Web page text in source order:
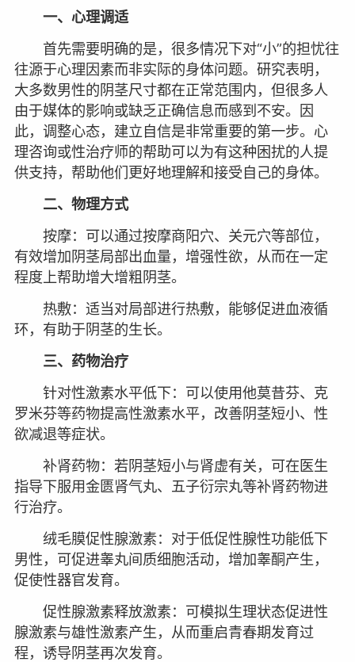
一、心理调适
首先需要明确的是，很多情况下对“小”的担忧往
往源于心理因素而非实际的身体问题。研究表明，
大多数男性的阴茎尺寸都在正常范围内，但很多人
由于媒体的影响或缺乏正确信息而感到不安。因
此，调整心态，建立自信是非常重要的第一步。心
理咨询或性治疗师的帮助可以为有这种困扰的人提
供支持，帮助他们更好地理解和接受自己的身体。
二、物理方式
按摩：可以通过按摩商阳穴、关元穴等部位，
有效增加阴茎局部出血量，增强性欲，从而在一定
程度上帮助增大增粗阴茎。
热敷：适当对局部进行热敷，能够促进血液循
环，有助于阴茎的生长。
三、药物治疗
针对性激素水平低下：可以使用他莫昔芬、克
罗米芬等药物提高性激素水平，改善阴茎短小、性
欲减退等症状。
补肾药物：若阴茎短小与肾虚有关，可在医生
指导下服用金匮肾气丸、五子衍宗丸等补肾药物进
行治疗。
绒毛膜促性腺激素：对于低促性腺性功能低下
男性，可促进睾丸间质细胞活动，增加睾酮产生，
促使性器官发育。
促性腺激素释放激素：可模拟生理状态促进性
腺激素与雄性激素产生，从而重启青春期发育过
程，诱导阴茎再次发育。